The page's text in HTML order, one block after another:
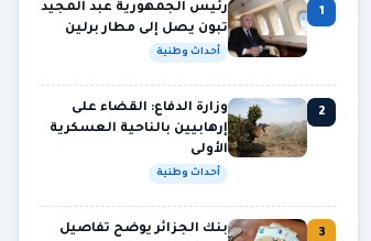
1
رئيس الجمهورية عبد المجيد
تبون يصل إلى مطار برلين
أحداث وطنية
2
وزارة الدفاع: القضاء على
إرهابيين بالناحية العسكرية
الأولى
أحداث وطنية
3
بنك الجزائر يوضح تفاصيل